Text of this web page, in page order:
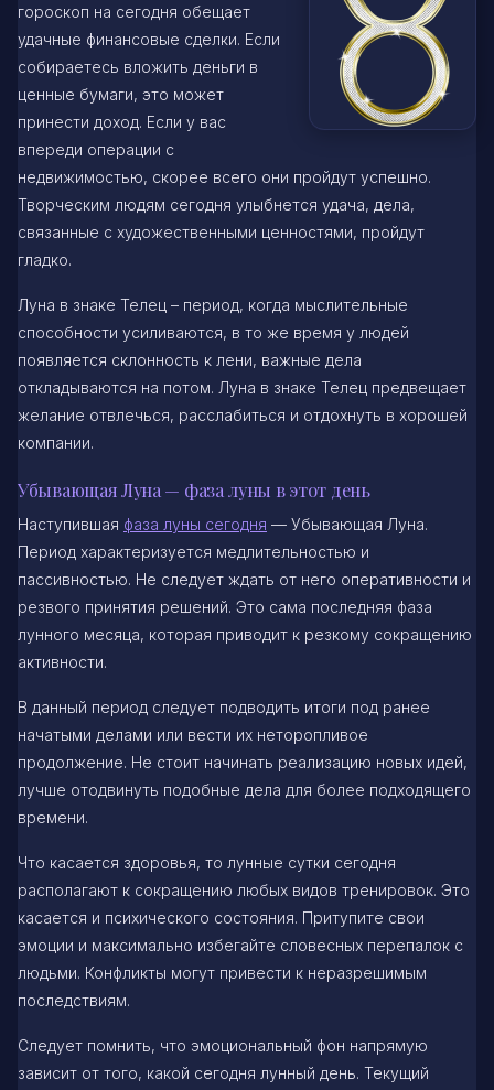
гороскоп на сегодня обещает
удачные финансовые сделки. Если
собираетесь вложить деньги в
ценные бумаги, это может
принести доход. Если у вас
впереди операции с
недвижимостью, скорее всего они пройдут успешно.
Творческим людям сегодня улыбнется удача, дела,
связанные с художественными ценностями, пройдут
гладко.
Луна в знаке Телец – период, когда мыслительные
способности усиливаются, в то же время у людей
появляется склонность к лени, важные дела
откладываются на потом. Луна в знаке Телец предвещает
желание отвлечься, расслабиться и отдохнуть в хорошей
компании.
Убывающая Луна — фаза луны в этот день
Наступившая фаза луны сегодня — Убывающая Луна.
Период характеризуется медлительностью и
пассивностью. Не следует ждать от него оперативности и
резвого принятия решений. Это сама последняя фаза
лунного месяца, которая приводит к резкому сокращению
активности.
В данный период следует подводить итоги под ранее
начатыми делами или вести их неторопливое
продолжение. Не стоит начинать реализацию новых идей,
лучше отодвинуть подобные дела для более подходящего
времени.
Что касается здоровья, то лунные сутки сегодня
располагают к сокращению любых видов тренировок. Это
касается и психического состояния. Притупите свои
эмоции и максимально избегайте словесных перепалок с
людьми. Конфликты могут привести к неразрешимым
последствиям.
Следует помнить, что эмоциональный фон напрямую
зависит от того, какой сегодня лунный день. Текущий